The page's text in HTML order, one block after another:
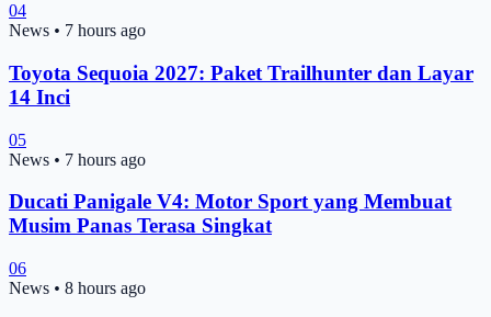
04
News • 7 hours ago
Toyota Sequoia 2027: Paket Trailhunter dan Layar
14 Inci
05
News • 7 hours ago
Ducati Panigale V4: Motor Sport yang Membuat
Musim Panas Terasa Singkat
06
News • 8 hours ago